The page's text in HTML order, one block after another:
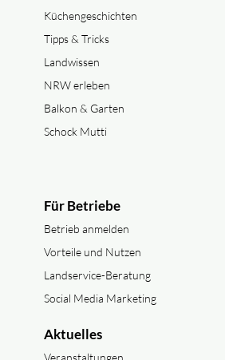
Küchengeschichten
Tipps & Tricks
Landwissen
NRW erleben
Balkon & Garten
Schock Mutti
Für Betriebe
Betrieb anmelden
Vorteile und Nutzen
Landservice-Beratung
Social Media Marketing
Aktuelles
Veranstaltungen